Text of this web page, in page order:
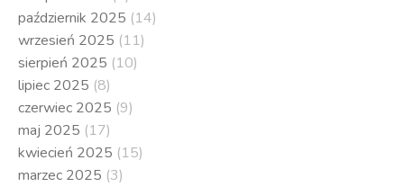
październik 2025 (14)
wrzesień 2025 (11)
sierpień 2025 (10)
lipiec 2025 (8)
czerwiec 2025 (9)
maj 2025 (17)
kwiecień 2025 (15)
marzec 2025 (3)